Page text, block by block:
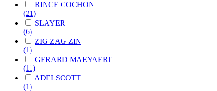
RINCE COCHON
(21)
SLAYER
(6)
ZIG ZAG ZIN
(1)
GERARD MAEYAERT
(11)
ADELSCOTT
(1)